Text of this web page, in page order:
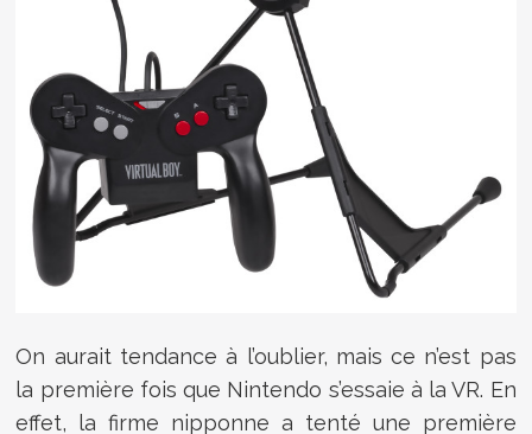
On aurait tendance à l’oublier, mais ce n’est pas
la première fois que Nintendo s’essaie à la VR. En
effet, la firme nipponne a tenté une première